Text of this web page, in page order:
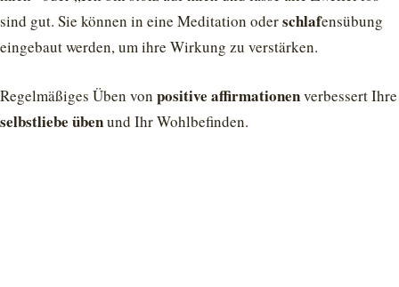
sind gut. Sie können in eine Meditation oderschlafensübung
eingebaut werden, um ihre Wirkung zu verstärken.
Regelmäßiges Üben von positive affirmationenverbessert Ihre
selbstliebe übenund Ihr Wohlbefinden.